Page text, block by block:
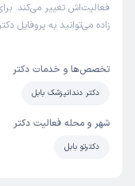
فعالیت‌اش تغییر می‌کند.
زاده می‌توانید به پروفایل
تخصص‌ها و خدمات دکتر
دکتر دندانپزشک بابل
شهر و محله فعالیت دکتر
دکترتو بابل